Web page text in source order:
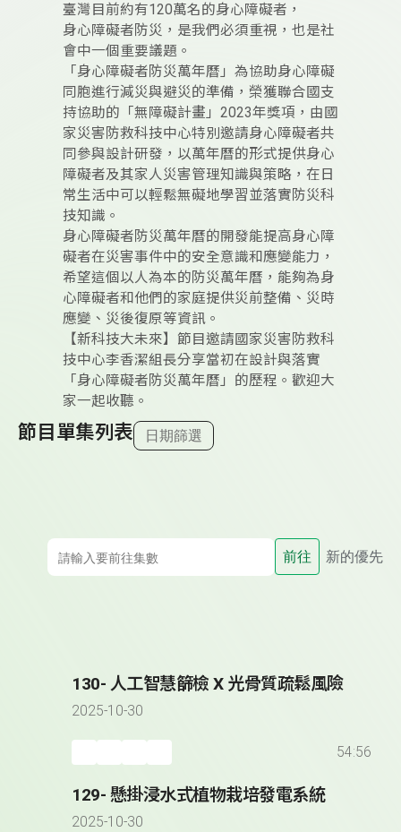
臺灣目前約有120萬名的身心障礙者，
身心障礙者防災，是我們必須重視，也是社
會中一個重要議題。
「身心障礙者防災萬年曆」為協助身心障礙
同胞進行減災與避災的準備，榮獲聯合國支
持協助的「無障礙計畫」2023年獎項，由國
家災害防救科技中心特別邀請身心障礙者共
同參與設計研發，以萬年曆的形式提供身心
障礙者及其家人災害管理知識與策略，在日
常生活中可以輕鬆無礙地學習並落實防災科
技知識。
身心障礙者防災萬年曆的開發能提高身心障
礙者在災害事件中的安全意識和應變能力，
希望這個以人為本的防災萬年曆，能夠為身
心障礙者和他們的家庭提供災前整備、災時
應變、災後復原等資訊。
【新科技大未來】節目邀請國家災害防救科
技中心李香潔組長分享當初在設計與落實
「身心障礙者防災萬年曆」的歷程。歡迎大
家一起收聽。
節目單集列表 日期篩選
前往 新的優先
130- 人工智慧篩檢 X 光骨質疏鬆風險
2025-10-30
54:56
129- 懸掛浸水式植物栽培發電系統
2025-10-30